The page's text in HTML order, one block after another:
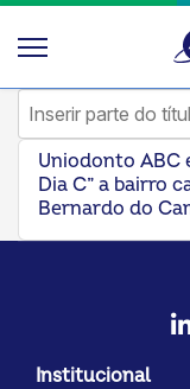
Inserir parte do título
Uniodonto ABC
Dia C” a bairro
Bernardo do
Institucional